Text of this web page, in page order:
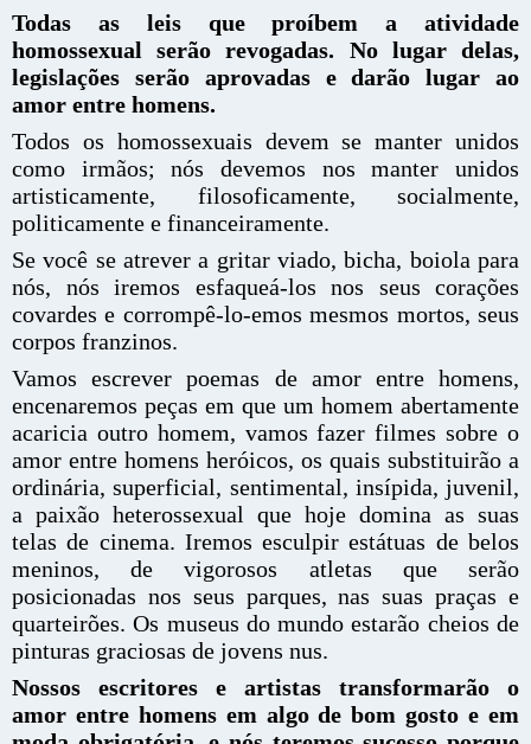
Todas as leis que proíbem a atividade
homossexual serão revogadas. No lugar delas,
legislações serão aprovadas e darão lugar ao
amor entre homens.
Todos os homossexuais devem se manter unidos
como irmãos; nós devemos nos manter unidos
artisticamente, filosoficamente, socialmente,
politicamente e financeiramente.
Se você se atrever a gritar viado, bicha, boiola para
nós, nós iremos esfaqueá-los nos seus corações
covardes e corrompê-lo-emos mesmos mortos, seus
corpos franzinos.
Vamos escrever poemas de amor entre homens,
encenaremos peças em que um homem abertamente
acaricia outro homem, vamos fazer filmes sobre o
amor entre homens heróicos, os quais substituirão a
ordinária, superficial, sentimental, insípida, juvenil,
a paixão heterossexual que hoje domina as suas
telas de cinema. Iremos esculpir estátuas de belos
meninos, de vigorosos atletas que serão
posicionadas nos seus parques, nas suas praças e
quarteirões. Os museus do mundo estarão cheios de
pinturas graciosas de jovens nus.
Nossos escritores e artistas transformarão o
amor entre homens em algo de bom gosto e em